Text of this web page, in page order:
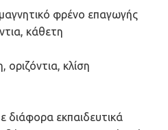
φρένο επαγωγής
κάθετη
οριζόντια, κλίση
διάφορα εκπαιδευτικά